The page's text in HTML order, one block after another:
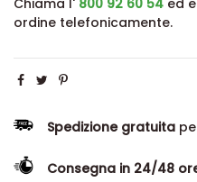
ordine telefonicamente.
Spedizione gratuita
Consegna in 24/48